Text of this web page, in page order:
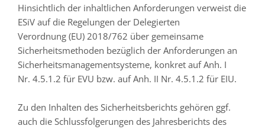
Hinsichtlich der inhaltlichen Anforderungen verweist die
ESiV auf die Regelungen der Delegierten
Verordnung (EU) 2018/762 über gemeinsame
Sicherheitsmethoden bezüglich der Anforderungen an
Sicherheitsmanagementsysteme, konkret auf Anh. I
Nr. 4.5.1.2 für EVU bzw. auf Anh. II Nr. 4.5.1.2 für EIU.
Zu den Inhalten des Sicherheitsberichts gehören ggf.
auch die Schlussfolgerungen des Jahresberichts des